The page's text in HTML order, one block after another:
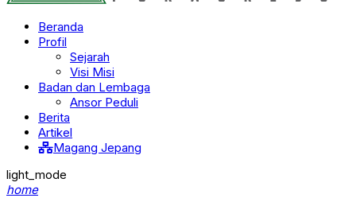
Beranda
Profil
Sejarah
Visi Misi
Badan dan Lembaga
Ansor Peduli
Berita
Artikel
Magang Jepang
light_mode
home